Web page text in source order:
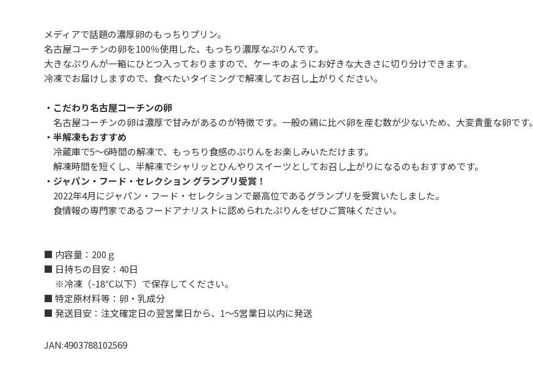
メディアで話題の濃厚卵のもっちりプリン。
名古屋コーチンの卵を100％使用した、もっちり濃厚なぷりんです。
大きなぷりんが一箱にひとつ入っておりますので、ケーキのようにお好きな大きさに切り分けできます。
冷凍でお届けしますので、食べたいタイミングで解凍してお召し上がりください。
・こだわり名古屋コーチンの卵
名古屋コーチンの卵は濃厚で甘みがあるのが特徴です。一般の鶏に比べ卵を産む数が少ないため、大変貴重な卵です。
・半解凍もおすすめ
冷蔵庫で5～6時間の解凍で、もっちり食感のぷりんをお楽しみいただけます。
解凍時間を短くし、半解凍でシャリッとひんやりスイーツとしてお召し上がりになるのもおすすめです。
・ジャパン・フード・セレクション グランプリ受賞！
2022年4月にジャパン・フード・セレクションで最高位であるグランプリを受賞いたしました。
食情報の専門家であるフードアナリストに認められたぷりんをぜひご賞味ください。
■ 内容量：200ｇ
■ 日持ちの目安：40日
※冷凍（-18℃以下）で保存してください。
■ 特定原材料等：卵・乳成分
■ 発送目安：注文確定日の翌営業日から、1～5営業日以内に発送
JAN:4903788102569